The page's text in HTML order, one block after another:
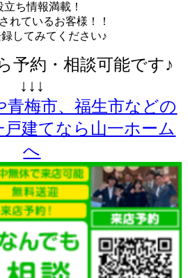
立ち情報満載！
れているお客様！！
してみてください♪
予約・相談可能です♪
↓↓↓
青梅市、福生市などの
建てなら山一ホーム
へ